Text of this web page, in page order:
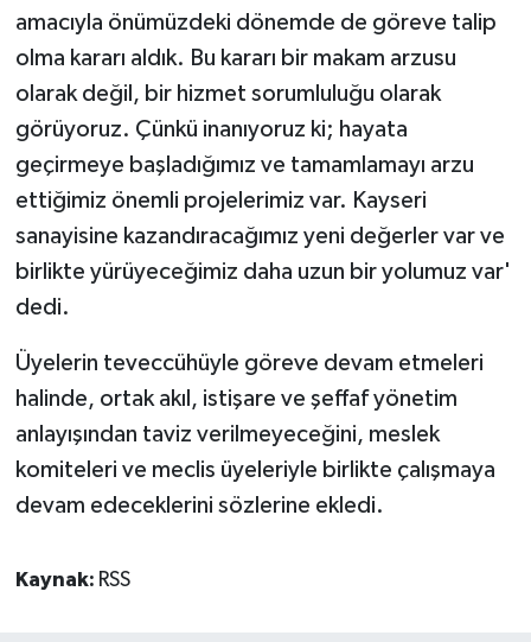
amacıyla önümüzdeki dönemde de göreve talip
olma kararı aldık. Bu kararı bir makam arzusu
olarak değil, bir hizmet sorumluluğu olarak
görüyoruz. Çünkü inanıyoruz ki; hayata
geçirmeye başladığımız ve tamamlamayı arzu
ettiğimiz önemli projelerimiz var. Kayseri
sanayisine kazandıracağımız yeni değerler var ve
birlikte yürüyeceğimiz daha uzun bir yolumuz var'
dedi.
Üyelerin teveccühüyle göreve devam etmeleri
halinde, ortak akıl, istişare ve şeffaf yönetim
anlayışından taviz verilmeyeceğini, meslek
komiteleri ve meclis üyeleriyle birlikte çalışmaya
devam edeceklerini sözlerine ekledi.
Kaynak: RSS